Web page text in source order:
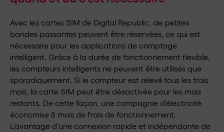
Avec les cartes SIM de Digital Republic, de petites
bandes passantes peuvent être réservées, ce qui est
nécessaire pour les applications de comptage
intelligent. Grâce à la durée de fonctionnement flexible,
les compteurs intelligents ne peuvent être utilisés que
sporadiquement. Si le compteur est relevé tous les trois
mois, la carte SIM peut être désactivée pour les mois
restants. De cette façon, une compagnie d’électricité
économise 8 mois de frais de fonctionnement.
L’avantage d’une connexion rapide et indépendante de